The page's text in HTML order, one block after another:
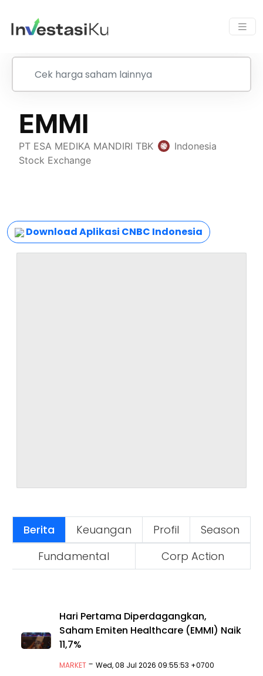
Download Aplikasi CNBC Indonesia
Berita Keuangan Profil
Season
Fundamental
Corp Action
Hari Pertama Diperdagangkan,
Saham Emiten Healthcare (EMMI) Naik
11,7%
MARKET -Wed, 08 Jul 2026 09:55:53 +0700